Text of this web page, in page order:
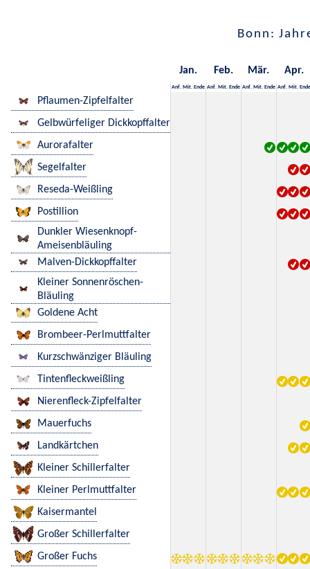
Bonn:
Jan. Feb. Mär. Apr.
Anf. Mit. Ende Anf. Mit. Ende Anf. Mit. Ende Anf. Mit. Ende
Pflaumen-Zipfelfalter
Gelbwürfeliger Dickkopffalter
Aurorafalter
Segelfalter
Reseda-Weißling
Postillion
Dunkler Wiesenknopf-
Ameisenbläuling
Malven-Dickkopffalter
Kleiner Sonnenröschen-
Bläuling
Goldene Acht
Brombeer-Perlmuttfalter
Kurzschwänziger Bläuling
Tintenfleckweißling
Nierenfleck-Zipfelfalter
Mauerfuchs
Landkärtchen
Kleiner Schillerfalter
Kleiner Perlmuttfalter
Kaisermantel
Großer Schillerfalter
Großer Fuchs